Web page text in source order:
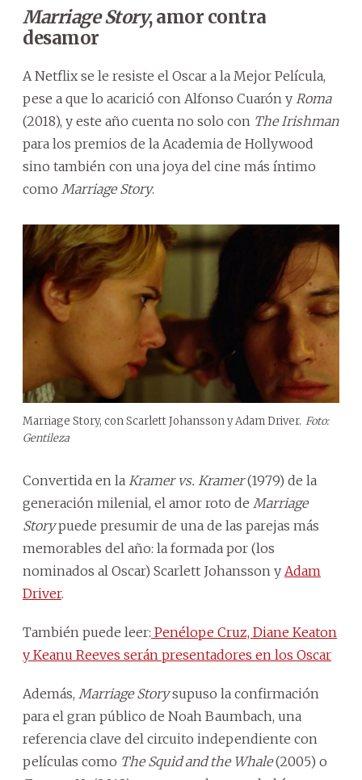
Marriage Story, amor contra
desamor
A Netflix se le resiste el Oscar a la Mejor Película,
pese a que lo acarició con Alfonso Cuarón y Roma
(2018), y este año cuenta no solo con The Irishman
para los premios de la Academia de Hollywood
sino también con una joya del cine más íntimo
como Marriage Story.
Marriage Story, con Scarlett Johansson y Adam Driver. Foto:
Gentileza
Convertida en la Kramer vs. Kramer(1979) de la
generación milenial, el amor roto de Marriage
Storypuede presumir de una de las parejas más
memorables del año: la formada por (los
nominados al Oscar) Scarlett Johansson y Adam
Driver.
También puede leer: Penélope Cruz, Diane Keaton
y Keanu Reeves serán presentadores en los Oscar
Además, Marriage Storysupuso la confirmación
para el gran público de Noah Baumbach, una
referencia clave del circuito independiente con
películas como The Squid and the Whale(2005) o